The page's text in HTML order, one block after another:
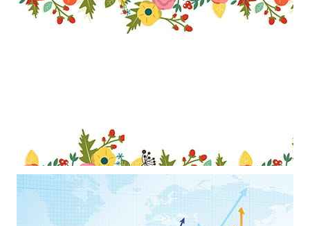
Mẫu thiết kế khung ảnh với viền trang trí những bông hoa nghệ thuật
làm hình nền powerpoint